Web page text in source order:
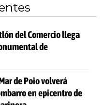
del Comercio llega
de
de Poio volverá
en epicentro de